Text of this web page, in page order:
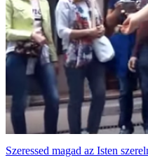
Szeressed magad az Isten